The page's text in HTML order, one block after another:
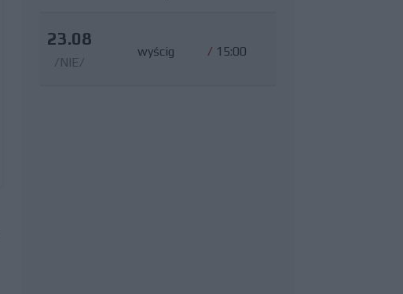
23.08
/NIE/
wyścig / 15:00